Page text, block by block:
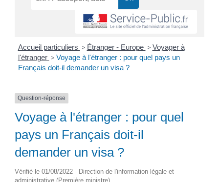
Accueil particuliers > Étranger - Europe > Voyager à
l'étranger > Voyage à l'étranger : pour quel pays un
Français doit-il demander un visa ?
Question-réponse
Voyage à l'étranger : pour quel
pays un Français doit-il
demander un visa ?
Vérifié le 01/08/2022 - Direction de l'information légale et
administrative (Première ministre)